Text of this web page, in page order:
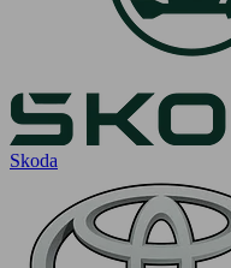
Skoda